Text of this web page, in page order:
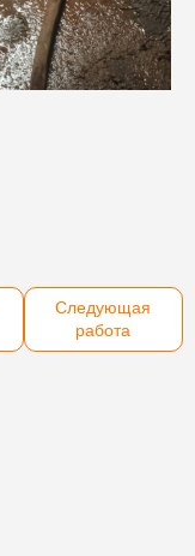
Следующая
работа